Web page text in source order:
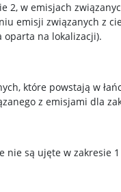
2, w emisjach
emisji związanych z
oparta na lokalizacji).
które powstają w
z emisjami dla
nie są ujęte w zakresie